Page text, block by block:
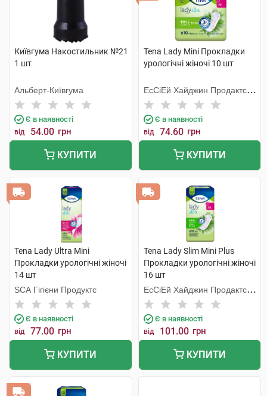
Київгума Накостильник №21
1 шт
Альберт-Київгума
Є в наявності
від 54.00 грн
КУПИТИ
Tena Lady Mini Прокладки
урологічні жіночі 10 шт
ЕсСіЕй Хайджин Продактс
Хугезанд
Є в наявності
від 74.60 грн
КУПИТИ
Tena Lady Ultra Mini
Прокладки урологічні жіночі
14 шт
SCA Гігієни Продуктс
Є в наявності
від 77.00 грн
КУПИТИ
Tena Lady Slim Mini Plus
Прокладки урологічні жіночі
16 шт
ЕсСіЕй Хайджин Продактс
Хугезанд
Є в наявності
від 101.00 грн
КУПИТИ